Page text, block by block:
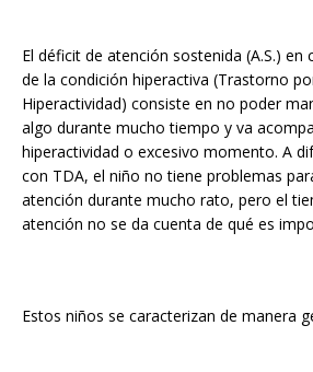
El déficit de atención sostenida (A.S.)
de la condición hiperactiva (Trastorno
Hiperactividad) consiste en no poder
algo durante mucho tiempo y va
hiperactividad o excesivo momento. A
con TDA, el niño no tiene problemas
atención durante mucho rato, pero el
atención no se da cuenta de qué es
Estos niños se caracterizan de manera